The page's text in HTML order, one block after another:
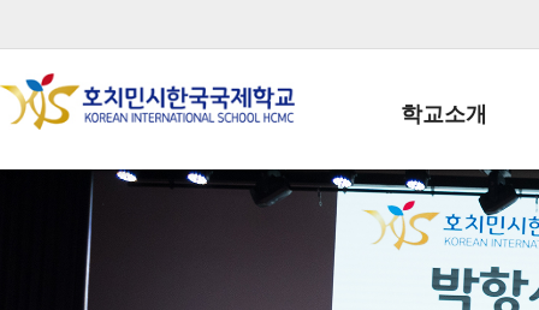
학교소개
학교장인사말
학생회장인사말
학교상징